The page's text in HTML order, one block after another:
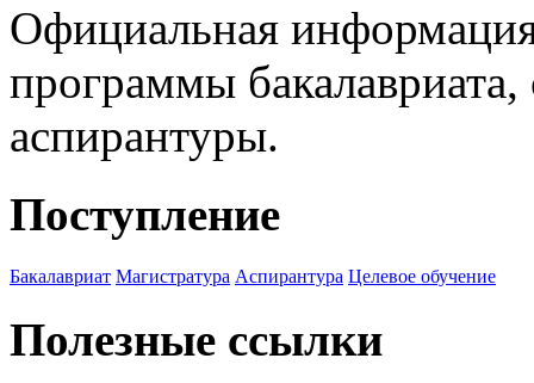
Официальная
программы
аспирантуры.
Поступление
Бакалавриат Магистратура Аспирантура Целевое обучение
Полезные ссылки